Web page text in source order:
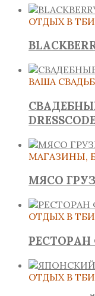
ОТДЫХ В
ВАША
МАГАЗИНЫ,
МЯСО
ОТДЫХ В
ОТДЫХ В